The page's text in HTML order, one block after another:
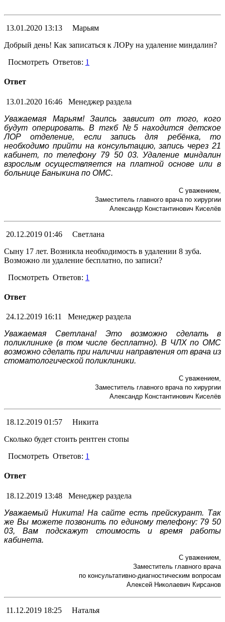
13.01.2020 13:13
Марьям
Добрый день! Как записаться к ЛОРу на удаление миндалин?
Посмотреть Ответов: 1
Ответ
13.01.2020 16:46
Менеджер раздела
Уважаемая Марьям! Заипсь зависит от того, кого
будут оперировать. В тгкб №5 находится детское
ЛОР отделение, если запись для ребёнка, то
необходимо прийти на консультацию, запись через 21
кабинет, по телефону 79 50 03. Удаление миндалин
взрослым осуществляется на платной основе или в
больнице Баныкина по ОМС.
С уважением,
Заместитель главного врача по хирургии
Александр Константинович Киселёв
20.12.2019 01:46
Светлана
Сыну 17 лет. Возникла необходимость в удалении 8 зуба.
Возможно ли удаление бесплатно, по записи?
Посмотреть Ответов: 1
Ответ
24.12.2019 16:11
Менеджер раздела
Уважаемая Светлана! Это возможно сделать в
поликлинике (в том числе бесплатно). В ЧЛХ по ОМС
возможно сделать при наличии направления от врача из
стоматологической поликлиники.
С уважением,
Заместитель главного врача по хирургии
Александр Константинович Киселёв
18.12.2019 01:57
Никита
Сколько будет стоить рентген стопы
Посмотреть Ответов: 1
Ответ
18.12.2019 13:48
Менеджер раздела
Уважаемый Никита! На сайте есть прейскурант. Так
же Вы можете позвонить по единому телефону: 79 50
03, Вам подскажут стоимость и время работы
кабинета.
С уважением,
Заместитель главного врача
по консультативно-диагностическим вопросам
Алексей Николаевич Кирсанов
11.12.2019 18:25
Наталья